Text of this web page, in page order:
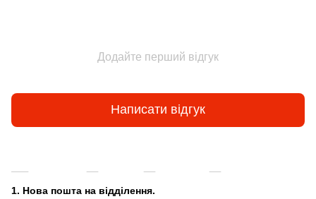
Додайте перший відгук
Написати відгук
1. Нова пошта на відділення.